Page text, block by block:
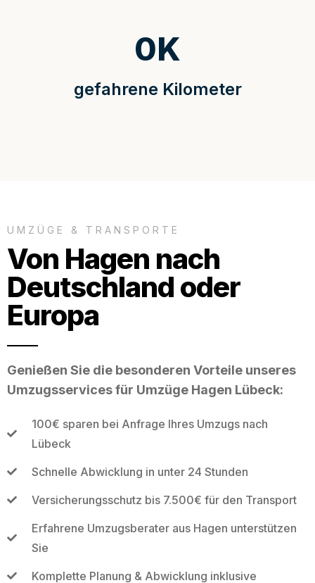
gefahrene Kilometer
0K
UMZÜGE & TRANSPORTE
Von Hagen nach
Deutschland oder
Europa
Genießen Sie die besonderen Vorteile unseres
Umzugsservices für Umzüge Hagen Lübeck:
100€ sparen bei Anfrage Ihres Umzugs nach
Lübeck
Schnelle Abwicklung in unter 24 Stunden
Versicherungsschutz bis 7.500€ für den Transport
Erfahrene Umzugsberater aus Hagen unterstützen
Sie
Komplette Planung & Abwicklung inklusive